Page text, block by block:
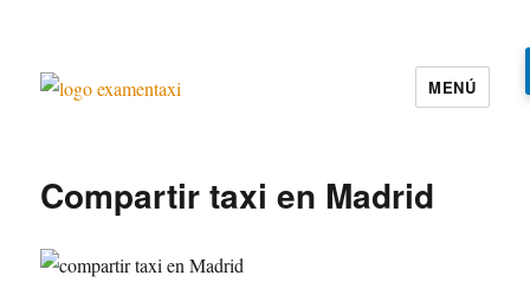
MENÚ
Compartir taxi en Madrid